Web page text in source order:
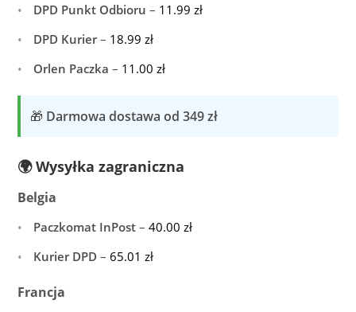
DPD Punkt Odbioru – 11.99zł
DPD Kurier– 18.99zł
Orlen Paczka – 11.00zł
🎁 Darmowa dostawa od 349 zł
🌍 Wysyłka zagraniczna
Belgia
Paczkomat InPost –40.00zł
Kurier DPD –65.01zł
Francja